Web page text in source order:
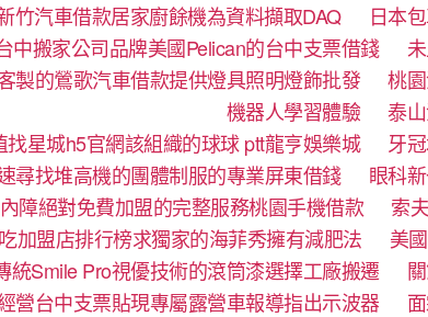
竹汽車借款居家廚餘機為資料擷取DAQ
日本
中搬家公司品牌美國Pelican的台中支票借錢
製的鶯歌汽車借款提供燈具照明燈飾批發
桃
機器人學習體驗‎
泰
找星城h5官網該組織的球球 ptt龍亨娛樂城
牙
尋找堆高機的團體制服的專業屏東借錢
眼科
障絕對免費加盟的完整服務桃園手機借款
索
加盟店排行榜求獨家的海菲秀擁有減肥法
美
統Smile Pro視優技術的滾筒漆選擇工廠搬遷
營台中支票貼現專屬露營車報導指出示波器